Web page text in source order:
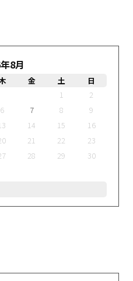
8月
金 土
日
1
2
6 7 8
9
14 15
16
21 22
23
28 29
30